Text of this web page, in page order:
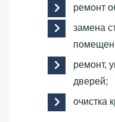
ремонт
замена
ремонт,
дверей;
очистка